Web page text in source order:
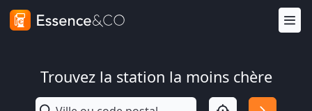
Trouvez la station la moins chère